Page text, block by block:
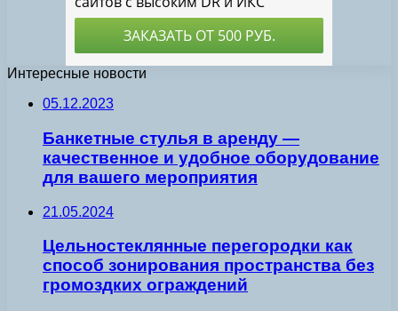
Интересные новости
05.12.2023
Банкетные стулья в аренду —
качественное и удобное оборудование
для вашего мероприятия
21.05.2024
Цельностеклянные перегородки как
способ зонирования пространства без
громоздких ограждений